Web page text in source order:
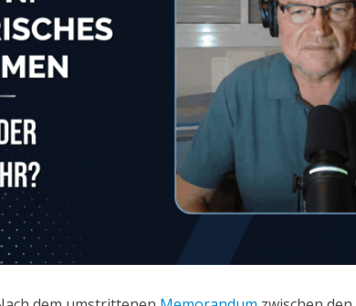
die Knesset – Moshe Abutbul